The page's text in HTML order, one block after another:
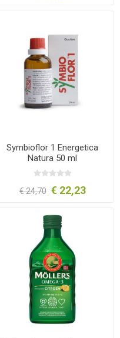
Symbioflor 1 Energetica
Natura 50 ml
€ 24,70 € 22,23